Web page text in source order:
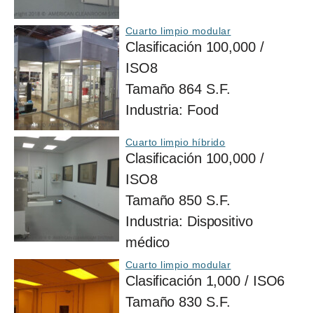
Cuarto limpio modular
Clasificación 100,000 /
ISO8
Tamaño 864 S.F.
Industria: Food
Cuarto limpio híbrido
Clasificación 100,000 /
ISO8
Tamaño 850 S.F.
Industria: Dispositivo
médico
Cuarto limpio modular
Clasificación 1,000 / ISO6
Tamaño 830 S.F.